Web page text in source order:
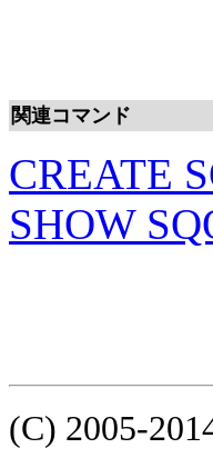
関連コマンド
CREATE
SHOW
(C) 2005-